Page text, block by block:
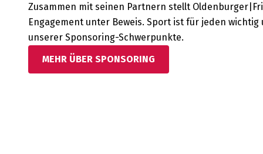
Zusammen mit seinen Partnern stellt
Engagement unter Beweis. Sport ist für jeden
unserer Sponsoring-Schwerpunkte.
MEHR ÜBER SPONSORING